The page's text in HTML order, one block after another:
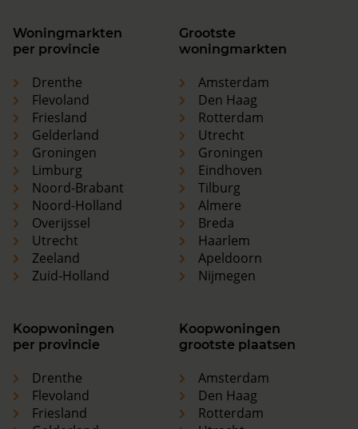
Woningmarkten
per provincie
Drenthe
Flevoland
Friesland
Gelderland
Groningen
Limburg
Noord-Brabant
Noord-Holland
Overijssel
Utrecht
Zeeland
Zuid-Holland
Grootste
woningmarkten
Amsterdam
Den Haag
Rotterdam
Utrecht
Groningen
Eindhoven
Tilburg
Almere
Breda
Haarlem
Apeldoorn
Nijmegen
Koopwoningen
per provincie
Drenthe
Flevoland
Friesland
Koopwoningen
grootste plaatsen
Amsterdam
Den Haag
Rotterdam